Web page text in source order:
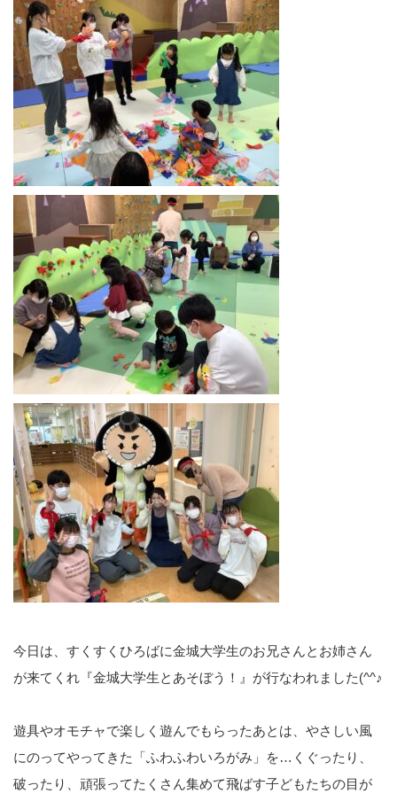
今日は、すくすくひろばに金城大学生のお兄さんとお姉さん
が来てくれ『金城大学生とあそぼう！』が行なわれました(^^♪
遊具やオモチャで楽しく遊んでもらったあとは、やさしい風
にのってやってきた「ふわふわいろがみ」を…くぐったり、
破ったり、頑張ってたくさん集めて飛ばす子どもたちの目が